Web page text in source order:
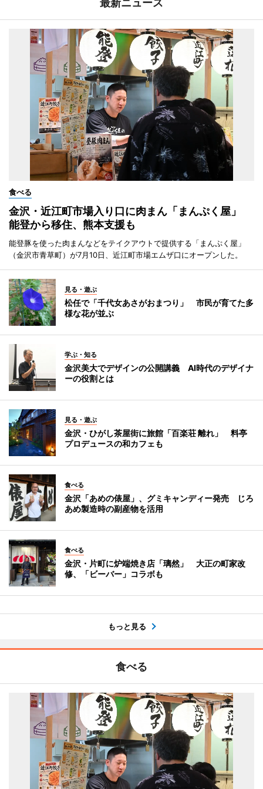
最新ニュース
食べる
金沢・近江町市場入り口に肉まん「まんぷく屋」
能登から移住、熊本支援も
能登豚を使った肉まんなどをテイクアウトで提供する「まんぷく屋」
（金沢市青草町）が7月10日、近江町市場エムザ口にオープンした。
見る・遊ぶ
松任で「千代女あさがおまつり」 市民が育てた多
様な花が並ぶ
学ぶ・知る
金沢美大でデザインの公開講義 AI時代のデザイナ
ーの役割とは
見る・遊ぶ
金沢・ひがし茶屋街に旅館「百楽荘 離れ」 料亭
プロデュースの和カフェも
食べる
金沢「あめの俵屋」、グミキャンディー発売 じろ
あめ製造時の副産物を活用
食べる
金沢・片町に炉端焼き店「璃然」 大正の町家改
修、「ビーバー」コラボも
もっと見る
食べる